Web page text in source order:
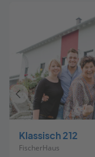
Klassisch 212
FischerHaus
Vorheriges
Haus